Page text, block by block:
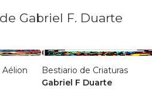
Gabriel F. Duarte
Bestiario de Criaturas
Gabriel F Duarte